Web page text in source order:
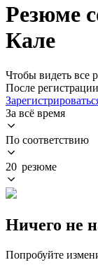
Резюме
Кале
Чтобы видеть все
После
За всё время
По соответствию
20 резюме
Ничего не
Попробуйте